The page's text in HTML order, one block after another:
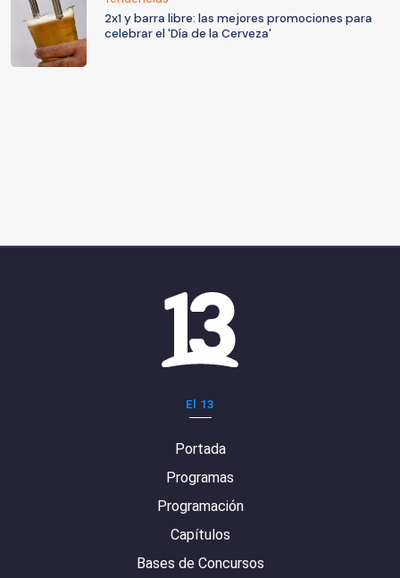
2x1 y barra libre: las mejores promociones para
celebrar el 'Día de la Cerveza'
El 13
Portada
Programas
Programación
Capítulos
Bases de Concursos